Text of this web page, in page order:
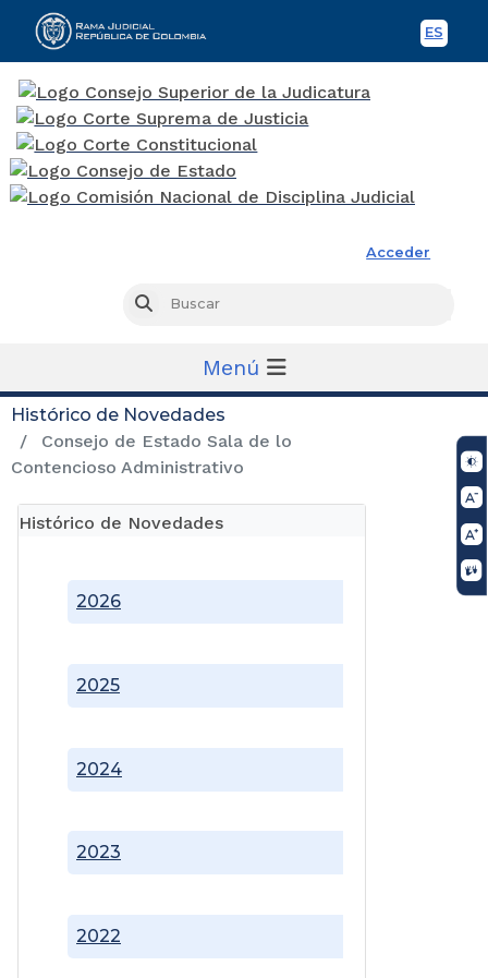
ES
Acceder
Buscar
Menú
Histórico de Novedades
Consejo de Estado Sala de lo
Contencioso Administrativo
Histórico de Novedades
2022
2023
2024
2025
2026